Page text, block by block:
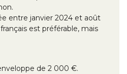
entre janvier 2024 et août
est préférable, mais
de 2 000 €.